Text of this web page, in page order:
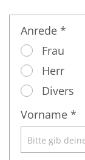
Anrede *
Frau
Herr
Divers
Vorname *